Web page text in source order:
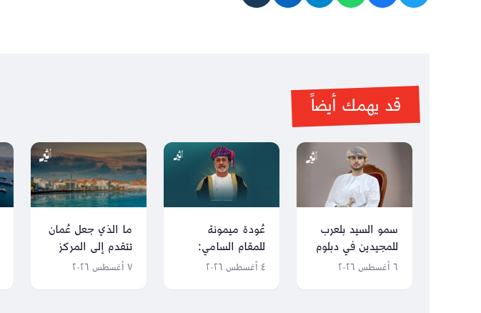
قد يهمك أيضاً
سمو السيد بلعرب
للمجيدين في دبلوم
التعليم العام: كونوا
٦ أغسطس ٢٠٢٦
عُودة ميمونة
للمقام السامي:
محطات شملها
٤ أغسطس ٢٠٢٦
ما الذي جعل عُمان
تتقدم إلى المركز
الثالث عالميًا في
٧ أغسطس ٢٠٢٦